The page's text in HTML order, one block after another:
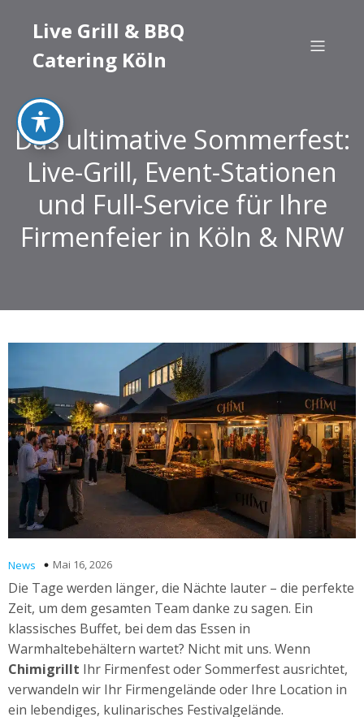
Live Grill & BBQ
Catering Köln
Das ultimative Sommerfest:
Live-Grill, Event-Stationen
und Full-Service für Ihre
Firmenfeier in Köln & NRW
News Mai 16, 2026
Die Tage werden länger, die Nächte lauter – die perfekte
Zeit, um dem gesamten Team danke zu sagen. Ein
klassisches Buffet, bei dem das Essen in
Warmhaltebehältern wartet? Nicht mit uns. Wenn
Chimigrillt Ihr Firmenfest oder Sommerfest ausrichtet,
verwandeln wir Ihr Firmengelände oder Ihre Location in
ein lebendiges, kulinarisches Festivalgelände.